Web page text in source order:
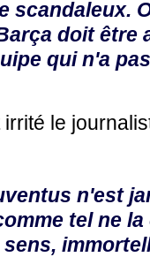
scandaleux.
doit être
qui n'a
le
n'est
tel ne